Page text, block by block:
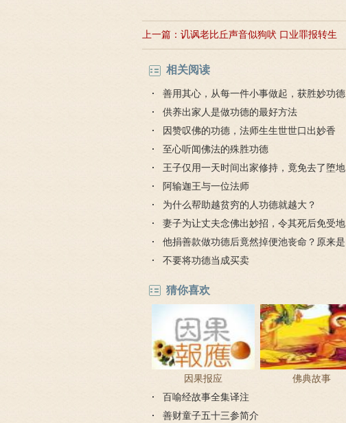
上一篇： 讥讽老比丘声音似狗吠 口业罪报转生
相关阅读
善用其心，从每一件小事做起，获胜妙功德
供养出家人是做功德的最好方法
因赞叹佛的功德，法师生生世世口出妙香
至心听闻佛法的殊胜功德
王子仅用一天时间出家修持，竟免去了堕地
狱之苦
阿输迦王与一位法师
为什么帮助越贫穷的人功德就越大？
妻子为让丈夫念佛出妙招，令其死后免受地
狱苦
他捐善款做功德后竟然掉便池丧命？原来是
跟前世有关
不要将功德当成买卖
猜你喜欢
因果报应 佛典故事
百喻经故事全集译注
善财童子五十三参简介